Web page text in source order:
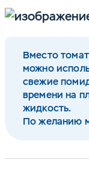
Вместо
можно
свежие
времени на
жидкость.
По желанию